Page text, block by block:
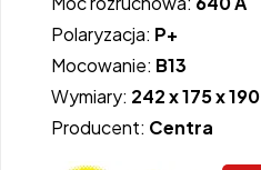
Polaryzacja: P+
Mocowanie: B13
Wymiary: 242 x 175 x 190
Producent: Centra